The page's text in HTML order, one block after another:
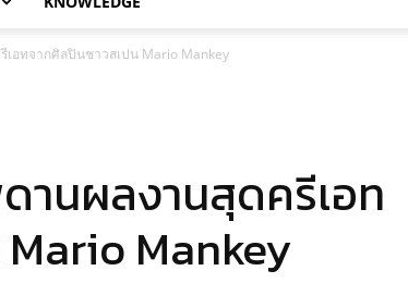
อทจากศิลปินชาวสเปน Mario Mankey
านผลงานสุดครีเอท
Mankey